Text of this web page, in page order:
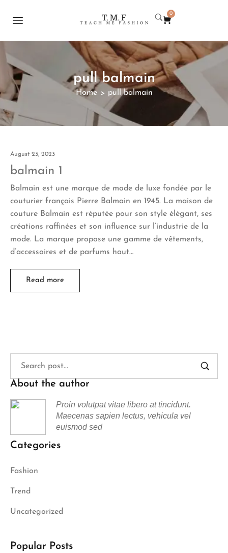
0
pull balmain
Home > pull balmain
August 23, 2023
balmain 1
Balmain est une marque de mode de luxe fondée par le
couturier français Pierre Balmain en 1945. La maison de
couture Balmain est réputée pour son style élégant, ses
créations raffinées et son influence sur l’industrie de la
mode. La marque propose une gamme de vêtements,
d’accessoires et de parfums haut…
Read more
About the author
Proin volutpat vitae libero at tincidunt.
Maecenas sapien lectus, vehicula vel
euismod sed
Categories
Fashion
Trend
Uncategorized
Popular Posts